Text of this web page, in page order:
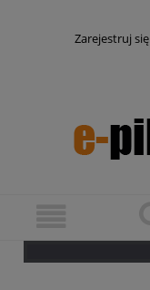
Zarejestruj się